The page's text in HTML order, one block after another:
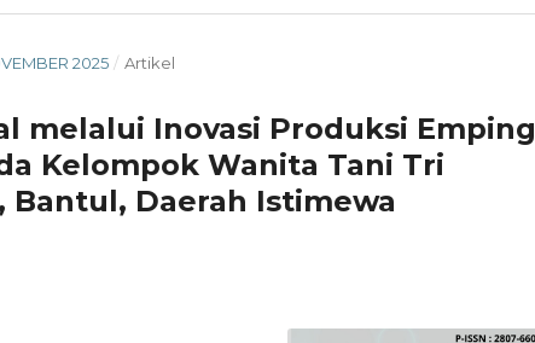
2025 / Artikel
melalui Inovasi Produksi Emping
Kelompok Wanita Tani Tri
Bantul, Daerah Istimewa